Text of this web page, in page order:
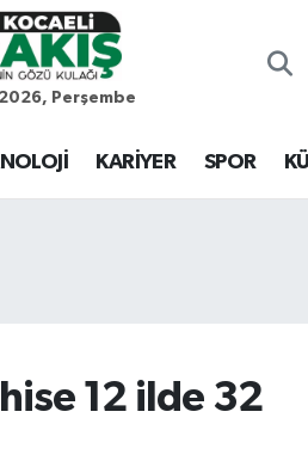
Perşembe
KARİYER SPOR
12 ilde 32